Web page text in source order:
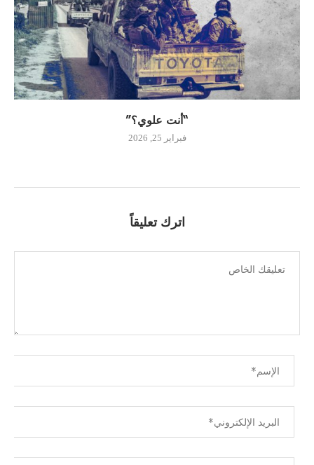
“أنت علوي؟”
فبراير 25, 2026
اترك تعليقاً